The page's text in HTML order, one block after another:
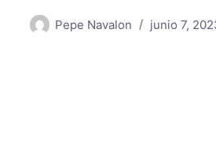
Pepe Navalon junio 7,